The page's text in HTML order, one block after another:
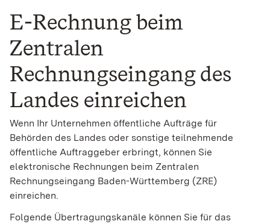
E-Rechnung beim
Zentralen
Rechnungseingang des
Landes einreichen
Wenn Ihr Unternehmen öffentliche Aufträge für
Behörden des Landes oder sonstige teilnehmende
öffentliche Auftraggeber erbringt, können Sie
elektronische Rechnungen beim Zentralen
Rechnungseingang Baden-Württemberg (ZRE)
einreichen.
Folgende Übertragungskanäle können Sie für das